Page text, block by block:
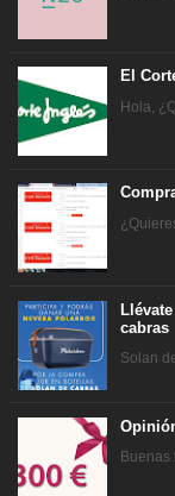
El
Hola,
cabras
Solan
Buenas